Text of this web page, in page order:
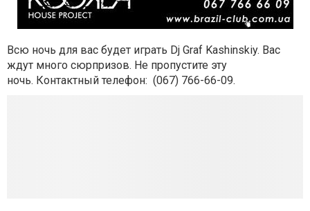
Всю ночь для вас будет играть Dj Graf Kashinskiy. Вас
ждут много сюрпризов. Не пропустите эту
ночь. Контактный телефон: (067) 766-66-09.